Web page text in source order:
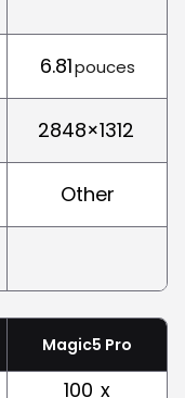
6.81pouces
2848×1312
Other
Magic5 Pro
100 x